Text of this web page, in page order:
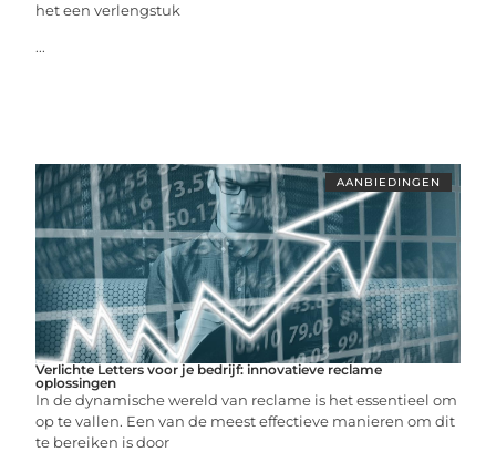
het een verlengstuk
...
AANBIEDINGEN
Verlichte Letters voor je bedrijf: innovatieve reclame
oplossingen
In de dynamische wereld van reclame is het essentieel om
op te vallen. Een van de meest effectieve manieren om dit
te bereiken is door